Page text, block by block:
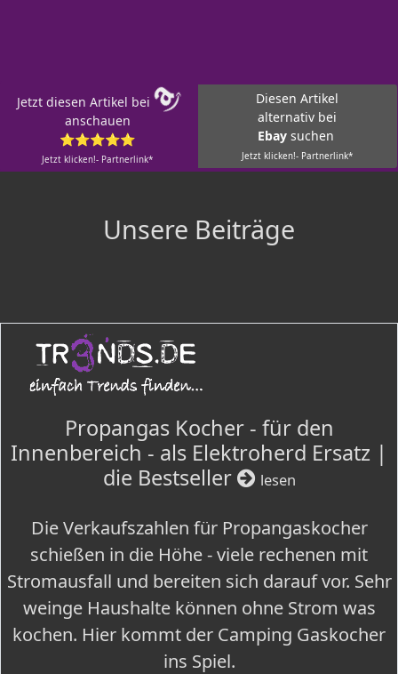
Jetzt diesen Artikel bei
anschauen
⭐⭐⭐⭐⭐
Jetzt klicken!- Partnerlink*
Diesen Artikel
alternativ bei
Ebay suchen
Jetzt klicken!- Partnerlink*
Unsere Beiträge
Propangas Kocher - für den
Innenbereich - als Elektroherd Ersatz |
die Bestseller
lesen
Die Verkaufszahlen für Propangaskocher
schießen in die Höhe - viele rechenen mit
Stromausfall und bereiten sich darauf vor. Sehr
weinge Haushalte können ohne Strom was
kochen. Hier kommt der Camping Gaskocher
ins Spiel.